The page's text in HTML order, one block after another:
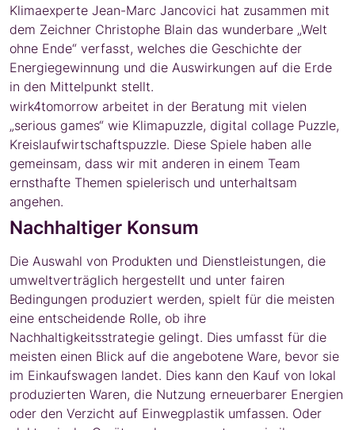
Klimaexperte Jean-Marc Jancovici hat zusammen mit
dem Zeichner Christophe Blain das wunderbare „Welt
ohne Ende“ verfasst, welches die Geschichte der
Energiegewinnung und die Auswirkungen auf die Erde
in den Mittelpunkt stellt.
wirk4tomorrow arbeitet in der Beratung mit vielen
„serious games“ wie Klimapuzzle, digital collage Puzzle,
Kreislaufwirtschaftspuzzle. Diese Spiele haben alle
gemeinsam, dass wir mit anderen in einem Team
ernsthafte Themen spielerisch und unterhaltsam
angehen.
Nachhaltiger Konsum
Die Auswahl von Produkten und Dienstleistungen, die
umweltverträglich hergestellt und unter fairen
Bedingungen produziert werden, spielt für die meisten
eine entscheidende Rolle, ob ihre
Nachhaltigkeitsstrategie gelingt. Dies umfasst für die
meisten einen Blick auf die angebotene Ware, bevor sie
im Einkaufswagen landet. Dies kann den Kauf von lokal
produzierten Waren, die Nutzung erneuerbarer Energien
oder den Verzicht auf Einwegplastik umfassen. Oder